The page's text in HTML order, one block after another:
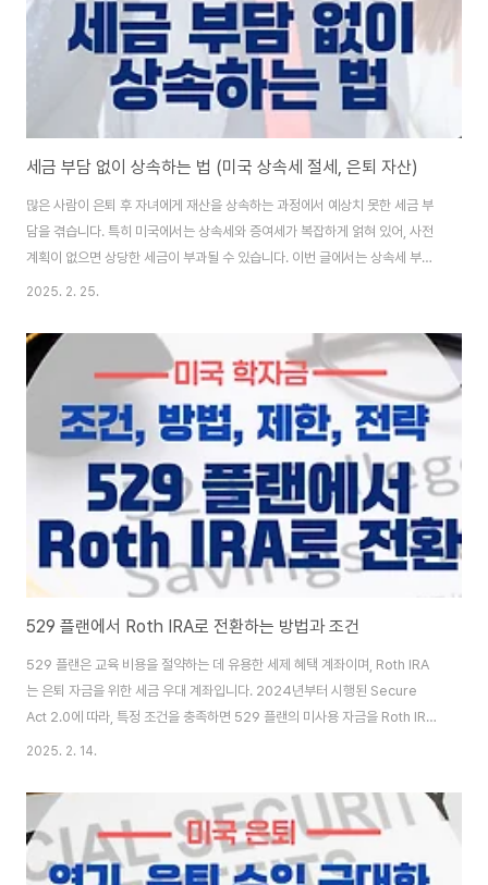
세금 부담 없이 상속하는 법 (미국 상속세 절세, 은퇴 자산)
많은 사람이 은퇴 후 자녀에게 재산을 상속하는 과정에서 예상치 못한 세금 부
담을 겪습니다. 특히 미국에서는 상속세와 증여세가 복잡하게 얽혀 있어, 사전
계획이 없으면 상당한 세금이 부과될 수 있습니다. 이번 글에서는 상속세 부담
을 최소화하고, 합법적으로 세금 없이 자산을 이전하는 방법을 소개합니다.1.
세우는 것입니다. 많은 국가에서는 상속 시점에 상당한 세금을 부과하지만, 사
전에 적절한 절세 전략을 세우면 이러한 부담을 줄일 수 있습니다.상속 공제 한
도를 활용하기미국에서는 2024년 기준으로 개인당 약 1,290만 달러까지 상
속세 면제 혜택이 주어집니다. 부부의 경우 공동 신고 시 2,580만 달러까지 면
세가 가능합니다.이를 초과..
2025. 2. 25.
529 플랜에서 Roth IRA로 전환하는 방법과 조건
529 플랜은 교육 비용을 절약하는 데 유용한 세제 혜택 계좌이며, Roth IRA
는 은퇴 자금을 위한 세금 우대 계좌입니다. 2024년부터 시행된 Secure
Act 2.0에 따라, 특정 조건을 충족하면 529 플랜의 미사용 자금을 Roth IRA
로 이전할 수 있습니다. 이를 통해 학자금 저축을 효율적으로 은퇴 저축으로 활
므로, 이를 정확히 이해하고 계획하는 것이 필요합니다. 이 글에서는 529 플랜
에서 Roth IRA로 전환하는 방법과 조건을 상세히 살펴보겠습니다.529 플랜
에서 Roth IRA로 전환하는 방법1. 529 플랜이란?529 플랜은 교육 자금을 저
축하기 위한 세금 우대 계좌로, 투자 수익이 면세되며 적격 교육 ..
2025. 2. 14.